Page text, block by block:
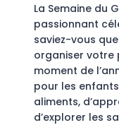
La Semaine du
passionnant
saviez-vous
organiser votre
moment de
pour les
aliments,
d’explorer les